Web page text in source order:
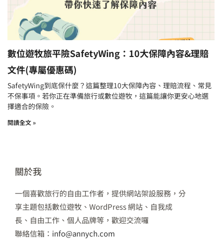
數位遊牧旅平險SafetyWing：10大保障內容&理賠
文件(專屬優惠碼)
SafetyWing到底保什麼？這篇整理10大保障內容、理賠流程、常見
不保事項。若你正在準備旅行或數位遊牧，這篇能讓你更安心地選
擇適合的保險。
閱讀全文 »
關於我
一個喜歡旅行的自由工作者，提供網站架設服務，分
享主題包括數位遊牧、WordPress 網站、自我成
長、自由工作、個人品牌等，歡迎交流囉
聯絡信箱： info@annych.com